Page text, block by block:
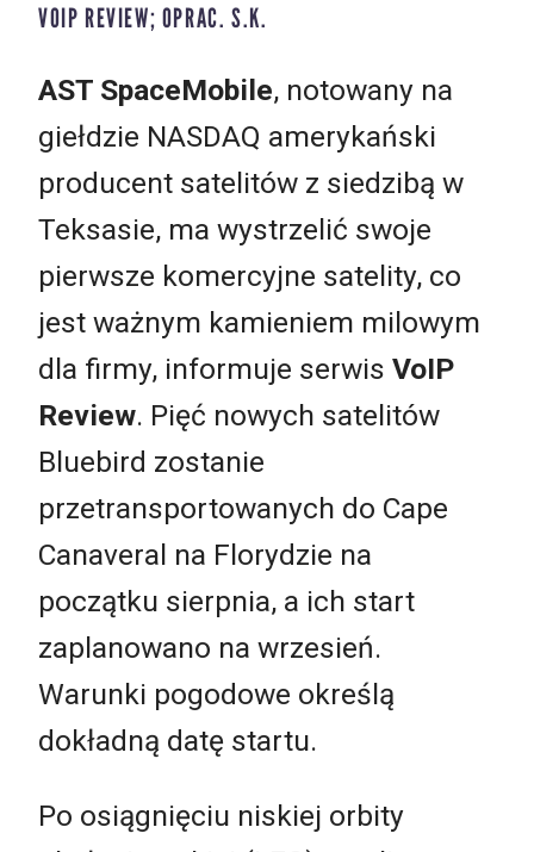
VOIP REVIEW; OPRAC. S.K.
AST SpaceMobile, notowany na
giełdzie NASDAQ amerykański
producent satelitów z siedzibą w
Teksasie, ma wystrzelić swoje
pierwsze komercyjne satelity, co
jest ważnym kamieniem milowym
dla firmy, informuje serwis VoIP
Review. Pięć nowych satelitów
Bluebird zostanie
przetransportowanych do Cape
Canaveral na Florydzie na
początku sierpnia, a ich start
zaplanowano na wrzesień.
Warunki pogodowe określą
dokładną datę startu.
Po osiągnięciu niskiej orbity